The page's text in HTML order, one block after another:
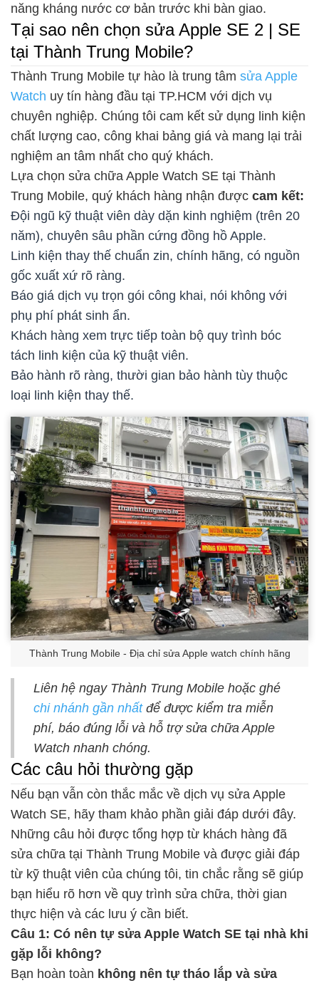
năng kháng nước cơ bản trước khi bàn giao.
Tại sao nên chọn sửa Apple SE 2 | SE
tại Thành Trung Mobile?
Thành Trung Mobile tự hào là trung tâm sửa Apple
Watch uy tín hàng đầu tại TP.HCM với dịch vụ
chuyên nghiệp. Chúng tôi cam kết sử dụng linh kiện
chất lượng cao, công khai bảng giá và mang lại trải
nghiệm an tâm nhất cho quý khách.
Lựa chọn sửa chữa Apple Watch SE tại Thành
Trung Mobile, quý khách hàng nhận được cam kết:
Đội ngũ kỹ thuật viên dày dặn kinh nghiệm (trên 20
năm), chuyên sâu phần cứng đồng hồ Apple.
Linh kiện thay thế chuẩn zin, chính hãng, có nguồn
gốc xuất xứ rõ ràng.
Báo giá dịch vụ trọn gói công khai, nói không với
phụ phí phát sinh ẩn.
Khách hàng xem trực tiếp toàn bộ quy trình bóc
tách linh kiện của kỹ thuật viên.
Bảo hành rõ ràng, thười gian bảo hành tùy thuộc
loại linh kiện thay thế.
Thành Trung Mobile - Địa chỉ sửa Apple watch chính hãng
Liên hệ ngay Thành Trung Mobile hoặc ghé
chi nhánh gần nhấtđể được kiểm tra miễn
phí, báo đúng lỗi và hỗ trợ sửa chữa Apple
Watch nhanh chóng.
Các câu hỏi thường gặp
Nếu bạn vẫn còn thắc mắc về dịch vụ sửa Apple
Watch SE, hãy tham khảo phần giải đáp dưới đây.
Những câu hỏi được tổng hợp từ khách hàng đã
sửa chữa tại Thành Trung Mobile và được giải đáp
từ kỹ thuật viên của chúng tôi, tin chắc rằng sẽ giúp
bạn hiểu rõ hơn về quy trình sửa chữa, thời gian
thực hiện và các lưu ý cần biết.
Câu 1: Có nên tự sửa Apple Watch SE tại nhà khi
gặp lỗi không?
Bạn hoàn toàn không nên tự tháo lắp và sửa